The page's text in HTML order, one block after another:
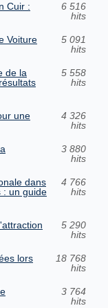
Cuir :
6 516
hits
Voiture
5 091
hits
de la
5 558
hits
une
4 326
hits
3 880
hits
dans
: un guide
4 766
hits
5 290
hits
lors
18 768
hits
3 764
hits